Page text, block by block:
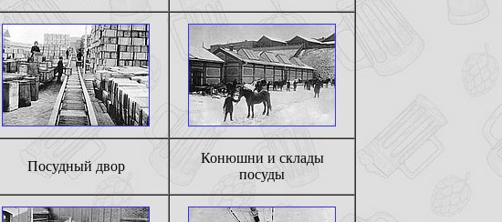
Посудный двор
Конюшни и склады
посуды